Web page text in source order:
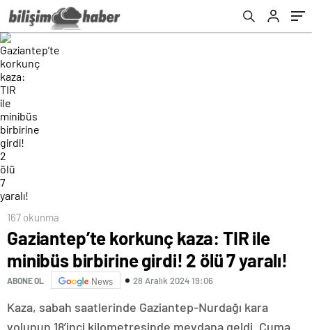
167 okunma
Gaziantep’te korkunç kaza: TIR ile
minibüs birbirine girdi! 2 ölü 7 yaralı!
ABONE OL News 28 Aralık 2024 19:06
Kaza, sabah saatlerinde Gaziantep-Nurdağı kara
yolunun 18’inci kilometresinde meydana geldi. Cuma